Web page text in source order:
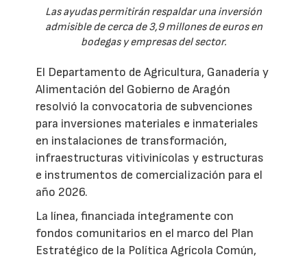
Las ayudas permitirán respaldar una inversión
admisible de cerca de 3,9 millones de euros en
bodegas y empresas del sector.
El Departamento de Agricultura, Ganadería y
Alimentación del Gobierno de Aragón
resolvió la convocatoria de subvenciones
para inversiones materiales e inmateriales
en instalaciones de transformación,
infraestructuras vitivinícolas y estructuras
e instrumentos de comercialización para el
año 2026.
La línea, financiada íntegramente con
fondos comunitarios en el marco del Plan
Estratégico de la Política Agrícola Común,